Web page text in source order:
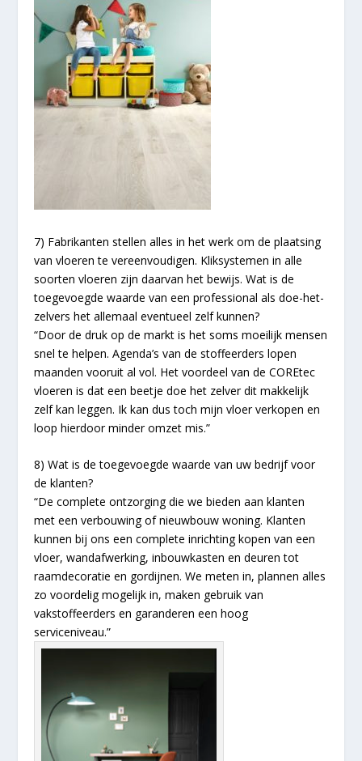
7) Fabrikanten stellen alles in het werk om de plaatsing
van vloeren te vereenvoudigen. Kliksystemen in alle
soorten vloeren zijn daarvan het bewijs. Wat is de
toegevoegde waarde van een professional als doe-het-
zelvers het allemaal eventueel zelf kunnen?
“Door de druk op de markt is het soms moeilijk mensen
snel te helpen. Agenda’s van de stoffeerders lopen
maanden vooruit al vol. Het voordeel van de COREtec
vloeren is dat een beetje doe het zelver dit makkelijk
zelf kan leggen. Ik kan dus toch mijn vloer verkopen en
loop hierdoor minder omzet mis.”
8) Wat is de toegevoegde waarde van uw bedrijf voor
de klanten?
“De complete ontzorging die we bieden aan klanten
met een verbouwing of nieuwbouw woning. Klanten
kunnen bij ons een complete inrichting kopen van een
vloer, wandafwerking, inbouwkasten en deuren tot
raamdecoratie en gordijnen. We meten in, plannen alles
zo voordelig mogelijk in, maken gebruik van
vakstoffeerders en garanderen een hoog
serviceniveau.”